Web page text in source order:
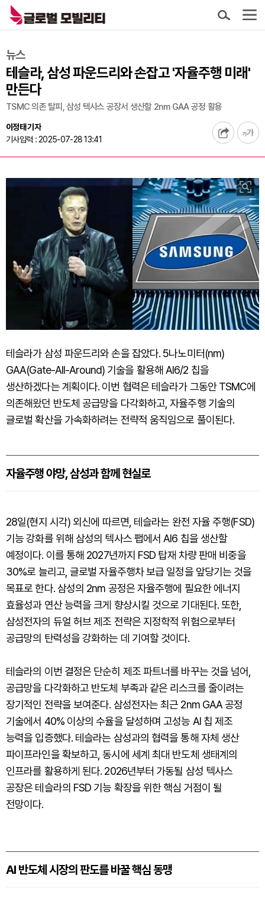
뉴스
테슬라, 삼성 파운드리와 손잡고 '자율주행 미래'
만든다
TSMC 의존 탈피, 삼성 텍사스 공장서 생산할 2nm GAA 공정 활용
이정태 기자
기사입력 : 2025-07-28 13:41
테슬라가 삼성 파운드리와 손을 잡았다. 5나노미터(nm)
GAA(Gate-All-Around) 기술을 활용해 AI6/2 칩을
생산하겠다는 계획이다. 이번 협력은 테슬라가 그동안 TSMC에
의존해왔던 반도체 공급망을 다각화하고, 자율주행 기술의
글로벌 확산을 가속화하려는 전략적 움직임으로 풀이된다.
자율주행 야망, 삼성과 함께 현실로
28일(현지 시각) 외신에 따르면, 테슬라는 완전 자율 주행(FSD)
기능 강화를 위해 삼성의 텍사스 팹에서 AI6 칩을 생산할
예정이다. 이를 통해 2027년까지 FSD 탑재 차량 판매 비중을
30%로 늘리고, 글로벌 자율주행차 보급 일정을 앞당기는 것을
목표로 한다. 삼성의 2nm 공정은 자율주행에 필요한 에너지
효율성과 연산 능력을 크게 향상시킬 것으로 기대된다. 또한,
삼성전자의 듀얼 허브 제조 전략은 지정학적 위험으로부터
공급망의 탄력성을 강화하는 데 기여할 것이다.
테슬라의 이번 결정은 단순히 제조 파트너를 바꾸는 것을 넘어,
공급망을 다각화하고 반도체 부족과 같은 리스크를 줄이려는
장기적인 전략을 보여준다. 삼성전자는 최근 2nm GAA 공정
기술에서 40% 이상의 수율을 달성하며 고성능 AI 칩 제조
능력을 입증했다. 테슬라는 삼성과의 협력을 통해 자체 생산
파이프라인을 확보하고, 동시에 세계 최대 반도체 생태계의
인프라를 활용하게 된다. 2026년부터 가동될 삼성 텍사스
공장은 테슬라의 FSD 기능 확장을 위한 핵심 거점이 될
전망이다.
AI 반도체 시장의 판도를 바꿀 핵심 동맹